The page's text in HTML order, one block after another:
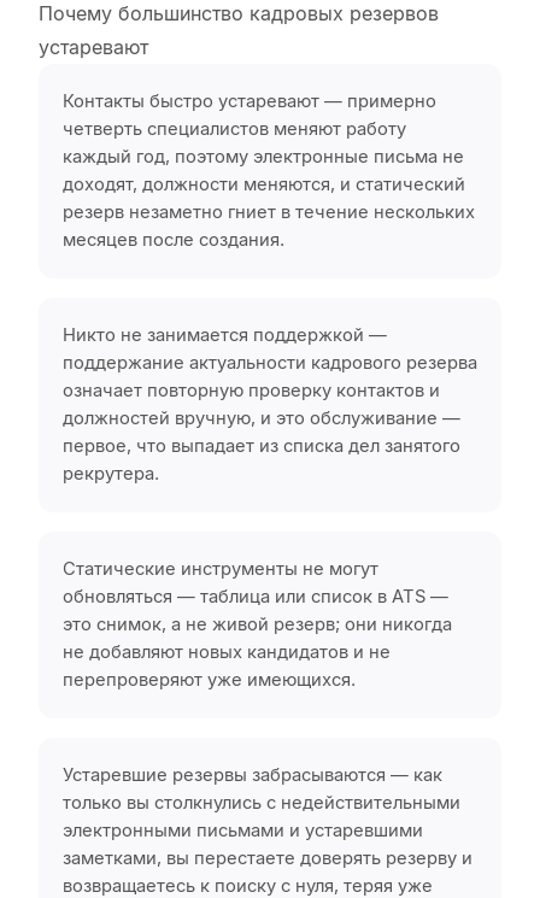
Почему большинство кадровых резервов
устаревают
Контакты быстро устаревают — примерно
четверть специалистов меняют работу
каждый год, поэтому электронные письма не
доходят, должности меняются, и статический
резерв незаметно гниет в течение нескольких
месяцев после создания.
Никто не занимается поддержкой —
поддержание актуальности кадрового резерва
означает повторную проверку контактов и
должностей вручную, и это обслуживание —
первое, что выпадает из списка дел занятого
рекрутера.
Статические инструменты не могут
обновляться — таблица или список в ATS —
это снимок, а не живой резерв; они никогда
не добавляют новых кандидатов и не
перепроверяют уже имеющихся.
Устаревшие резервы забрасываются — как
только вы столкнулись с недействительными
электронными письмами и устаревшими
заметками, вы перестаете доверять резерву и
возвращаетесь к поиску с нуля, теряя уже